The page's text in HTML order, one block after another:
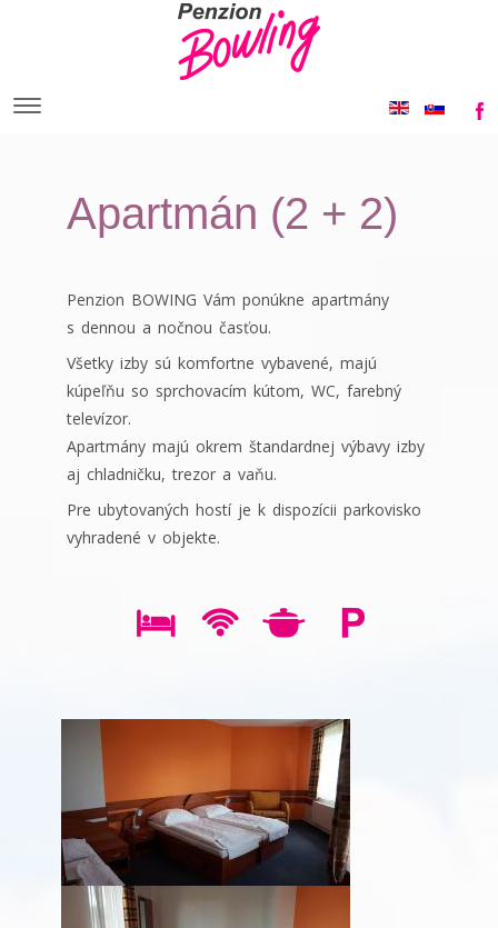
Apartmán (2 + 2)
Penzion BOWING Vám ponúkne apartmány
s dennou a nočnou časťou.
Všetky izby sú komfortne vybavené, majú
kúpeľňu so sprchovacím kútom, WC, farebný
televízor.
Apartmány majú okrem štandardnej výbavy izby
aj chladničku, trezor a vaňu.
Pre ubytovaných hostí je k dispozícii parkovisko
vyhradené v objekte.